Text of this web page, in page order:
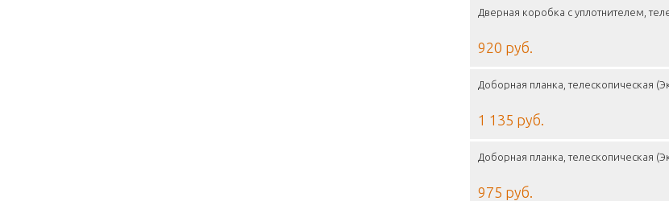
Дверная коробка с уплотнителем,
920 руб.
Доборная планка, телескопическая
1 135 руб.
Доборная планка, телескопическая
975 руб.